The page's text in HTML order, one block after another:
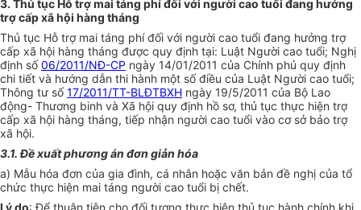
3. Thủ tục Hỗ trợ mai táng phí đối với người cao tuổi đang hưởng
trợ cấp xã hội hàng tháng
Thủ tục Hỗ trợ mai táng phí đối với người cao tuổi đang hưởng trợ
cấp xã hội hàng tháng được quy định tại: Luật Người cao tuổi; Nghị
định số06/2011/NĐ-CP ngày 14/01/2011 của Chính phủ quy định
chi tiết và hướng dẫn thi hành một số điều của Luật Người cao tuổi;
Thông tư số17/2011/TT-BLĐTBXH ngày 19/5/2011 của Bộ Lao
động- Thương binh và Xã hội quy định hồ sơ, thủ tục thực hiện trợ
cấp xã hội hàng tháng, tiếp nhận người cao tuổi vào cơ sở bảo trợ
xã hội.
3.1. Đề xuất phương án đơn giản hóa
a) Mẫu hóa đơn của gia đình, cá nhân hoặc văn bản đề nghị của tổ
chức thực hiện mai táng người cao tuổi bị chết.
Lý do: Để thuận tiện cho đối tượng thực hiện thủ tục hành chính khi